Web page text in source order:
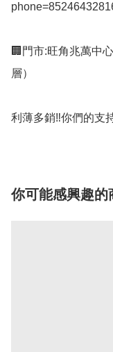
🏢門市:旺角兆萬中
層）
利薄多銷‼️你們的支
你可能感興趣的